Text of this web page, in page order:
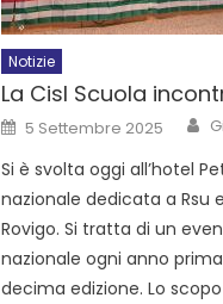
Notizie
La Cisl Scuola
5 Settembre 2025
Si è svolta oggi all’hotel
nazionale dedicata a Rsu
Rovigo. Si tratta di un
nazionale ogni anno
decima edizione. Lo